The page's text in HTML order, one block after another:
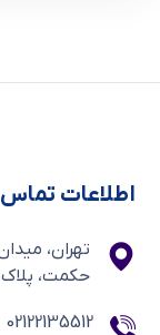
اطلاعات تماس
تهران،
حکمت، پلاک ۷، طبقه همکف،
02122135512